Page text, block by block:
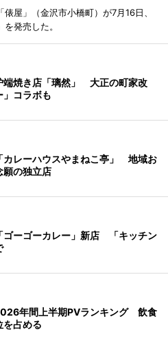
屋」（金沢市小橋町）が7月16日、
発売した。
端焼き店「璃然」 大正の町家改
」コラボも
カレーハウスやまねこ亭」 地域お
願の独立店
ゴーゴーカレー」新店 「キッチン
年間上半期PVランキング 飲食
を占める